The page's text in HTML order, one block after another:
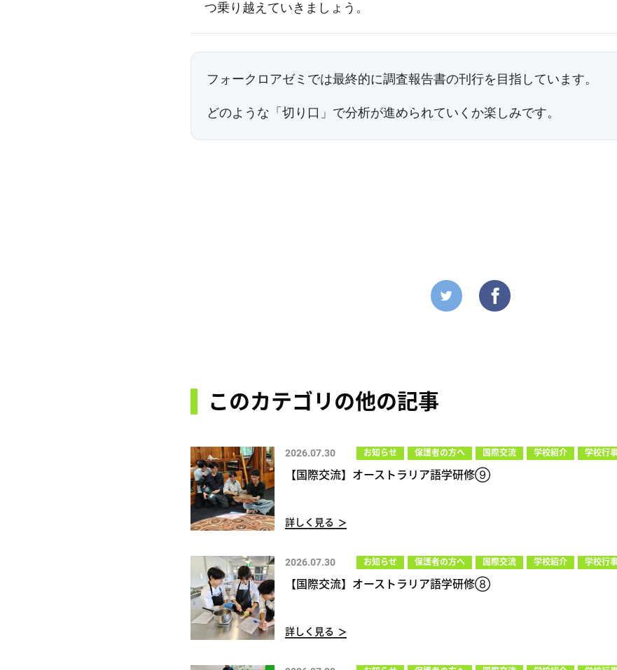
つ乗り越えていきましょう。
フォークロアゼミでは最終的に調査報告書の刊行を目指しています。
どのような「切り口」で分析が進められていくか楽しみです。
このカテゴリの他の記事
2026.07.30 お知らせ 保護者の方へ 国際交流 学校紹介 学校行
【国際交流】オーストラリア語学研修⑨
詳しく見る
2026.07.30 お知らせ 保護者の方へ 国際交流 学校紹介 学校行
【国際交流】オーストラリア語学研修⑧
詳しく見る